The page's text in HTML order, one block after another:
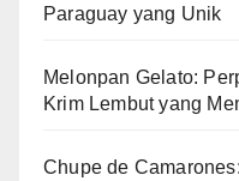
Paraguay yang Unik
Melonpan Gelato:
Krim Lembut yang
Chupe de